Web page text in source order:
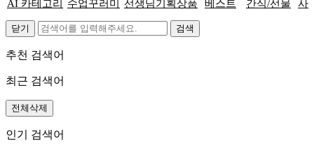
AI 카테고리 수업꾸러미 선생님기획상품 베스트 간식/선물 사
닫기
추천 검색어
최근 검색어
전체삭제
인기 검색어